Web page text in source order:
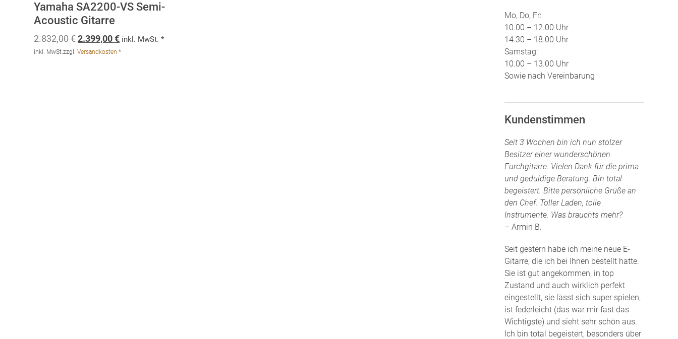
Yamaha SA2200-VS Semi-
Acoustic Gitarre
2.832,00€Ursprünglicher
Preis
2.399,00€Aktueller
Preis
inkl. MwSt. *
inkl. MwSt.zzgl.Versandkosten *
Mo, Do, Fr:
10.00 – 12.00 Uhr
14.30 – 18.00 Uhr
Samstag:
10.00 – 13.00 Uhr
Sowie nach Vereinbarung
Kundenstimmen
Seit 3 Wochen bin ich nun stolzer
Besitzer einer wunderschönen
Furchgitarre. Vielen Dank für die prima
und geduldige Beratung. Bin total
begeistert. Bitte persönliche Grüße an
den Chef. Toller Laden, tolle
Instrumente. Was brauchts mehr?
– Armin B.
Seit gestern habe ich meine neue E-
Gitarre, die ich bei Ihnen bestellt hatte.
Sie ist gut angekommen, in top
Zustand und auch wirklich perfekt
eingestellt, sie lässt sich super spielen,
ist federleicht (das war mir fast das
Wichtigste) und sieht sehr schön aus.
Ich bin total begeistert, besonders über